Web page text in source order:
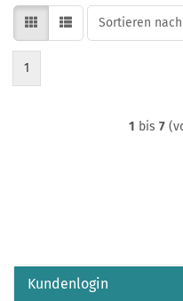
Sortieren nach
Sortieren nach
1
1 bis 7
Kundenlogin